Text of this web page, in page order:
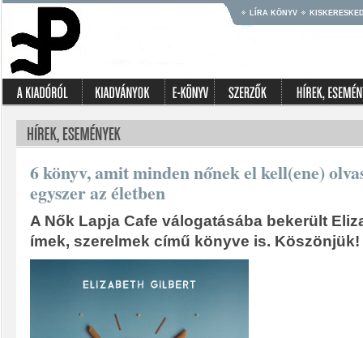
LÍRA KÖNYV
6 könyv, amit minden nőnek el kell(ene)
egyszer az életben
A Nők Lapja Cafe válogatásába bekerült
ímek, szerelmek című könyve is. Köszönjük!